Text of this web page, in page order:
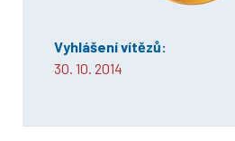
Vyhlášení vítězů:
30. 10. 2014